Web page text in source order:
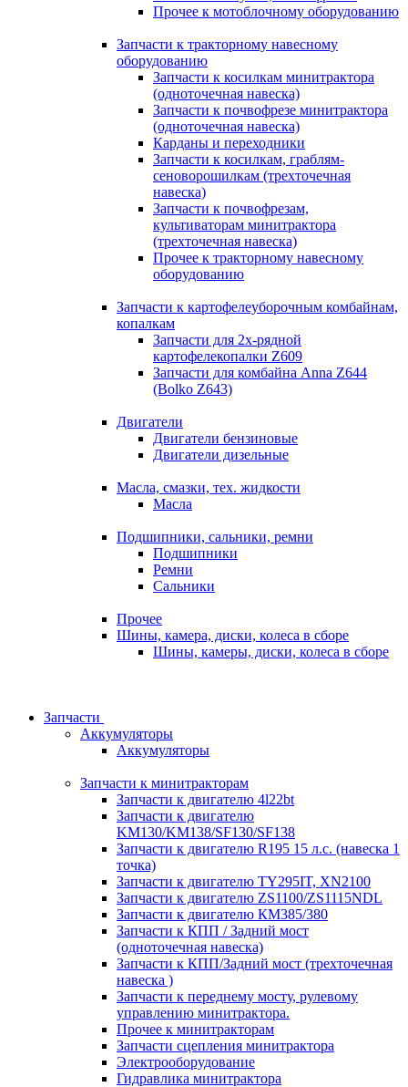
Прочее к мотоблочному оборудованию
Запчасти к тракторному навесному
оборудованию
Запчасти к косилкам минитрактора
(одноточечная навеска)
Запчасти к почвофрезе минитрактора
(одноточечная навеска)
Карданы и переходники
Запчасти к косилкам, граблям-
сеноворошилкам (трехточечная
навеска)
Запчасти к почвофрезам,
культиваторам минитрактора
(трехточечная навеска)
Прочее к тракторному навесному
оборудованию
Запчасти к картофелеуборочным комбайнам,
копалкам
Запчасти для 2х-рядной
картофелекопалки Z609
Запчасти для комбайна Anna Z644
(Bolko Z643)
Двигатели
Двигатели бензиновые
Двигатели дизельные
Масла, смазки, тех. жидкости
Масла
Подшипники, сальники, ремни
Подшипники
Ремни
Сальники
Прочее
Шины, камера, диски, колеса в сборе
Шины, камеры, диски, колеса в сборе
Запчасти
Аккумуляторы
Аккумуляторы
Запчасти к минитракторам
Запчасти к двигателю 4l22bt
Запчасти к двигателю
KM130/KM138/SF130/SF138
Запчасти к двигателю R195 15 л.с. (навеска 1
точка)
Запчасти к двигателю TY295IT, XN2100
Запчасти к двигателю ZS1100/ZS1115NDL
Запчасти к двигателю КМ385/380
Запчасти к КПП / Задний мост
(одноточечная навеска)
Запчасти к КПП/Задний мост (трехточечная
навеска )
Запчасти к переднему мосту, рулевому
управлению минитрактора.
Прочее к минитракторам
Запчасти сцепления минитрактора
Электрооборудование
Гидравлика минитрактора